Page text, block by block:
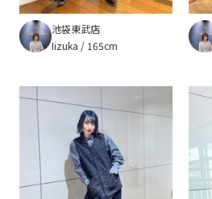
池袋東武店
Iizuka
165cm